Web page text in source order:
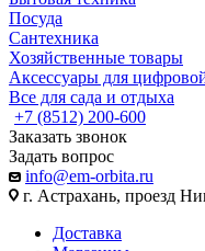
Посуда
Сантехника
Хозяйственные товары
Аксессуары для
Все для сада и отдыха
+7 (8512) 200-600
Заказать звонок
Задать вопрос
info@em-orbita.ru
г. Астрахань, проезд
Доставка